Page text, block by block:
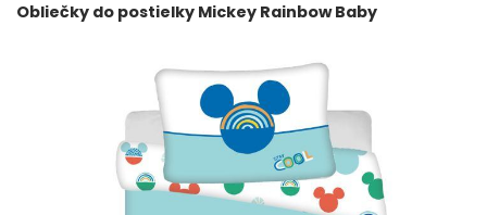
Obliečky do postielky Mickey Rainbow Baby